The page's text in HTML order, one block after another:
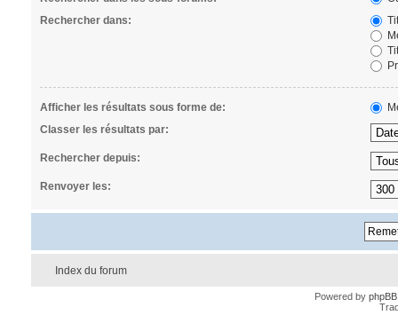
Rechercher dans:
Afficher les résultats sous forme de:
Classer les résultats par:
Rechercher depuis:
Renvoyer les:
Index du forum
Powered by phpBB